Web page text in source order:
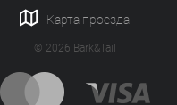
Карта проезда
© 2026 Bark&Tail